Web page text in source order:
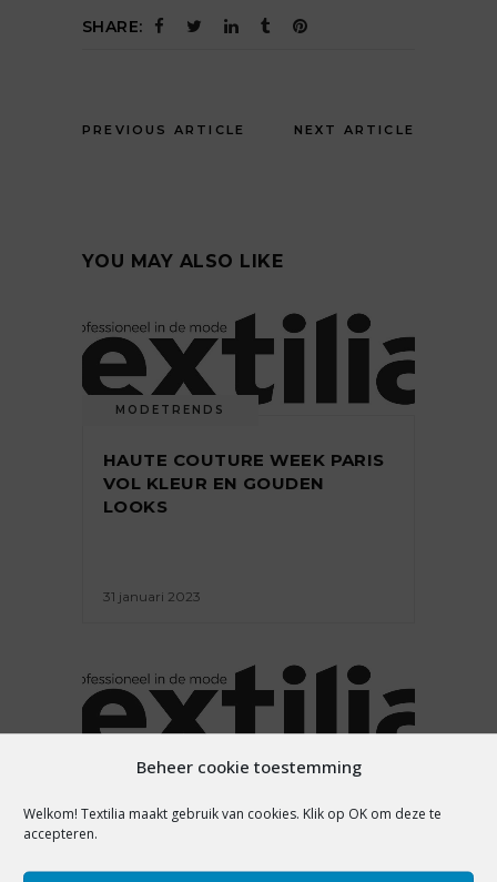
Beheer cookie toestemming
Welkom! Textilia maakt gebruik van cookies. Klik op OK om deze te
accepteren.
SHARE:
PREVIOUS ARTICLE NEXT ARTICLE
YOU MAY ALSO LIKE
MODETRENDS
HAUTE COUTURE WEEK PARIS
VOL KLEUR EN GOUDEN
LOOKS
31 januari 2023
MODETRENDS
ALLE AANDACHT OP DE